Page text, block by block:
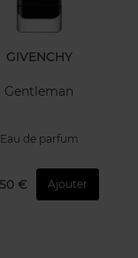
GIVENCHY
Gentleman
Eau de parfum
€ Ajouter